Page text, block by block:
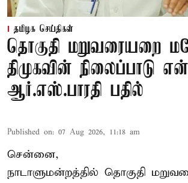
தமிழக செய்திகள்
தொகுதி மறுவரையறை
திமுகவின் நிலைப்பாடு
ஆர்.எஸ்.பாரதி பதில்
Published on: 07 Aug 2026, 11:18 am
சென்னை,
நாடாளுமன்றத்தில் தொகுதி